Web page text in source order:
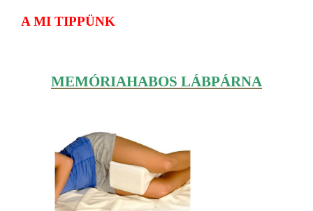
A MI TIPPÜNK
MEMÓRIAHABOS LÁBPÁRNA